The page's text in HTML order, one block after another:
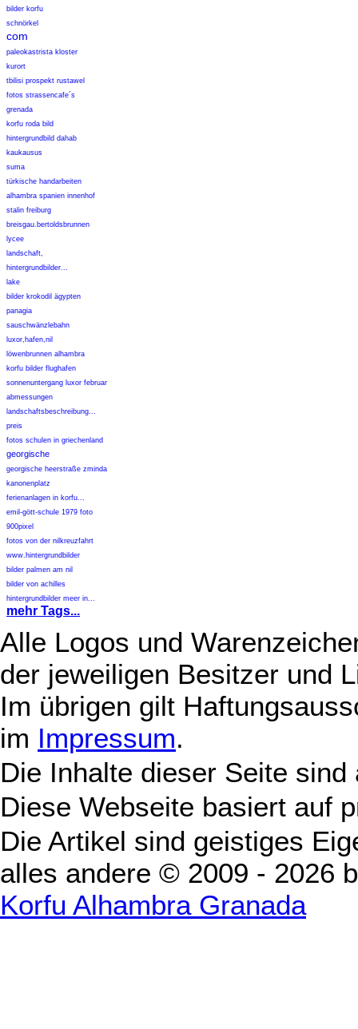
bilder korfu
schnörkel
com
paleokastrista kloster
kurort
tbilisi prospekt rustawel
fotos strassencafe´s
grenada
korfu roda bild
hintergrundbild dahab
kaukausus
suma
türkische handarbeiten
alhambra spanien innenhof
stalin freiburg
breisgau.bertoldsbrunnen
lycee
landschaft,
hintergrundbilder...
lake
bilder krokodil ägypten
panagia
sauschwänzlebahn
luxor,hafen,nil
löwenbrunnen alhambra
korfu bilder flughafen
sonnenuntergang luxor februar
abmessungen
landschaftsbeschreibung...
preis
fotos schulen in griechenland
georgische
georgische heerstraße zminda
kanonenplatz
ferienanlagen in korfu...
emil-gött-schule 1979 foto
900pixel
fotos von der nilkreuzfahrt
www.hintergrundbilder
bilder palmen am nil
bilder von achilles
hintergrundbilder meer in...
mehr Tags...
Alle Logos und
der jeweiligen Besitzer und
Im übrigen gilt
im Impressum.
Die Inhalte dieser Seite
Diese Webseite basiert auf
Die Artikel sind geistiges
alles andere © 2009 - 2026
Korfu Alhambra Granada